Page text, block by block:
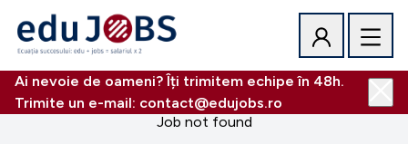
Ai nevoie de oameni? Îți trimitem echipe în 48h.
Trimite un e-mail: contact@edujobs.ro
Job not found